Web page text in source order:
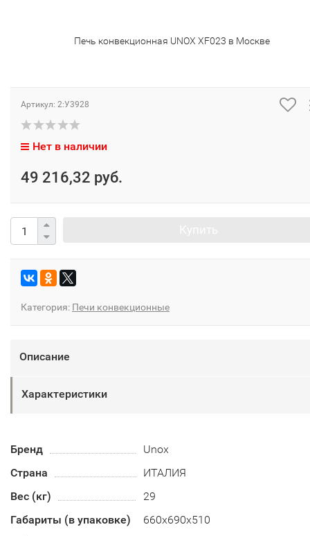
Печь конвекционная UNOX XF023 в Москве
Артикул: 2:У3928
Нет в наличии
49 216,32 руб.
Категория: Печи конвекционные
Описание
Характеристики
Бренд
Unox
Страна
ИТАЛИЯ
Вес (кг)
29
Габариты (в упаковке)
660х690х510